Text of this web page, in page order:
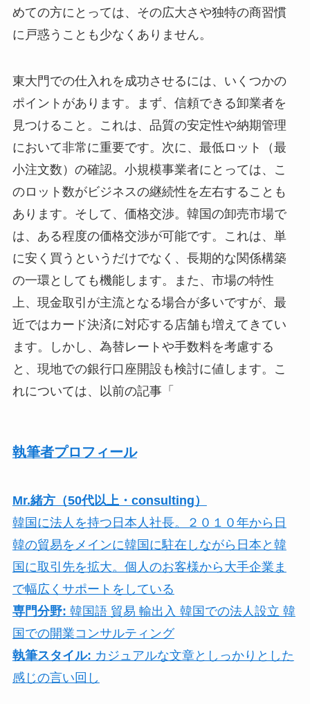
めての方にとっては、その広大さや独特の商習慣
に戸惑うことも少なくありません。
東大門での仕入れを成功させるには、いくつかの
ポイントがあります。まず、信頼できる卸業者を
見つけること。これは、品質の安定性や納期管理
において非常に重要です。次に、最低ロット（最
小注文数）の確認。小規模事業者にとっては、こ
のロット数がビジネスの継続性を左右することも
あります。そして、価格交渉。韓国の卸売市場で
は、ある程度の価格交渉が可能です。これは、単
に安く買うというだけでなく、長期的な関係構築
の一環としても機能します。また、市場の特性
上、現金取引が主流となる場合が多いですが、最
近ではカード決済に対応する店舗も増えてきてい
ます。しかし、為替レートや手数料を考慮する
と、現地での銀行口座開設も検討に値します。こ
れについては、以前の記事「
執筆者プロフィール
Mr.緒方（50代以上・consulting）
韓国に法人を持つ日本人社長。２０１０年から日
韓の貿易をメインに韓国に駐在しながら日本と韓
国に取引先を拡大。個人のお客様から大手企業ま
で幅広くサポートをしている
専門分野: 韓国語 貿易 輸出入 韓国での法人設立 韓
国での開業コンサルティング
執筆スタイル: カジュアルな文章としっかりとした
感じの言い回し